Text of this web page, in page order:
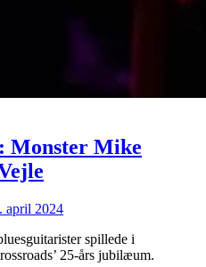
Monster Mike
april 2024
spillede i
25-års jubilæum.